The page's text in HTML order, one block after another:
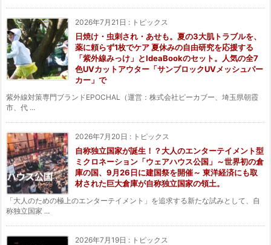
2026年7月21日 : トピックス
日焼け・虫刺され・あせも。夏の3大肌トラブルを、
薬に頼らず1枚でケア 夏休みの自由研究を応援する
「紫外線みっけ」とIdeaBookのセット。人気の全7
色UVカットアウター「サンブロックUVメッシュパー
カー」で
紫外線対策専門ブランドEPOCHAL（運営：株式会社ピーカブー、埼玉県朝霞
市、代 ...
2026年7月20日 : トピックス
自称独立国家が誕生！？大人のエンターテイメント型
ミクロネーション「ウェアハウス公国」～世界初の倉
庫の国、9月26日に建国祭を開催～ 東洋経済にも取
材された巨大倉庫が自称独立国家の領土。
「大人のための極上のエンターテイメント」を追求する新たな試みとして、自
称独立国家 ...
2026年7月19日 : トピックス